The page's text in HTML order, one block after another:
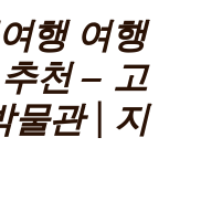
행 여행
천 – 고
물관 | 지